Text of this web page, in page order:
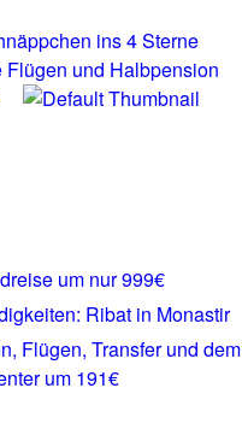
ins 4 Sterne
und Halbpension
um nur 999€
Flügen, Transfer und dem
um 191€